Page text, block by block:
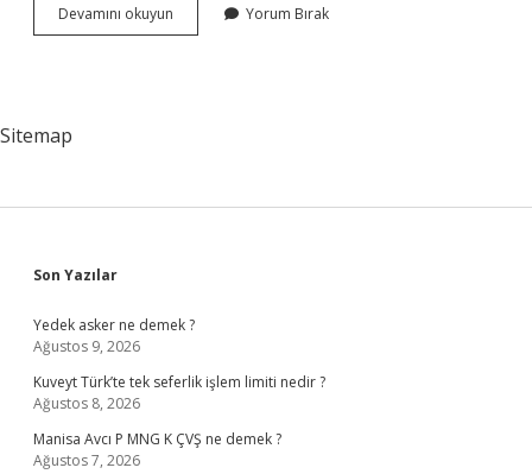
Devamını okuyun İNşallah
Mı
Yorum Bırak
Sitemap
Sidebar
Son Yazılar
Yedek asker ne demek ?
Ağustos 9, 2026
Kuveyt Türk’te tek seferlik işlem limiti nedir ?
Ağustos 8, 2026
Manisa Avcı P MNG K ÇVŞ ne demek ?
Ağustos 7, 2026